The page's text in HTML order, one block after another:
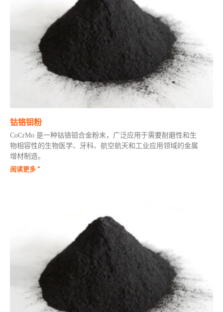
钴铬钼粉
CoCrMo 是一种钴铬钼合金粉末，广泛应用于需要耐磨性和生
物相容性的生物医学、牙科、航空航天和工业应用领域的金属
增材制造。
阅读更多 "